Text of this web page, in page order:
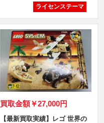
ライセンステーマ
買取金額￥27,000円
【最新買取実績】レゴ 世界の